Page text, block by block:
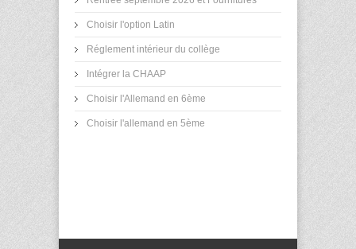
Choisir l'option Latin
Réglement intérieur du collège
Intégrer la CHAAP
Choisir l'Allemand en 6ème
Choisir l'allemand en 5ème